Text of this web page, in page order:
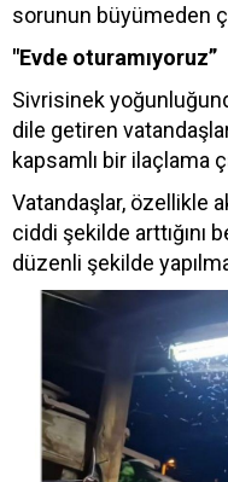
sorunun büyümeden
"Evde oturamıyoruz”
Sivrisinek
dile getiren
kapsamlı bir ilaçlama
Vatandaşlar, özellikle
ciddi şekilde arttığını
düzenli şekilde